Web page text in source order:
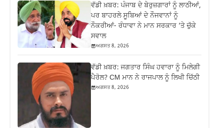
ਵੱਡੀ ਖ਼ਬਰ: ਪੰਜਾਬ ਦੇ ਬੇਰੁਜ਼ਗਾਰਾਂ ਨੂੰ ਲਾਠੀਆਂ,
ਪਰ ਬਾਹਰਲੇ ਸੂਬਿਆਂ ਦੇ ਨੌਜਵਾਨਾਂ ਨੂੰ
ਨੌਕਰੀਆਂ- ਰੰਧਾਵਾ ਨੇ ਮਾਨ ਸਰਕਾਰ ‘ਤੇ ਚੁੱਕੇ
ਸਵਾਲ
ਅਗਸਤ 8, 2026
ਵੱਡੀ ਖ਼ਬਰ: ਜਗਤਾਰ ਸਿੰਘ ਹਵਾਰਾ ਨੂੰ ਮਿਲੇਗੀ
ਪੈਰੋਲ? CM ਮਾਨ ਨੇ ਰਾਜਪਾਲ ਨੂੰ ਲਿਖੀ ਚਿੱਠੀ
ਅਗਸਤ 8, 2026